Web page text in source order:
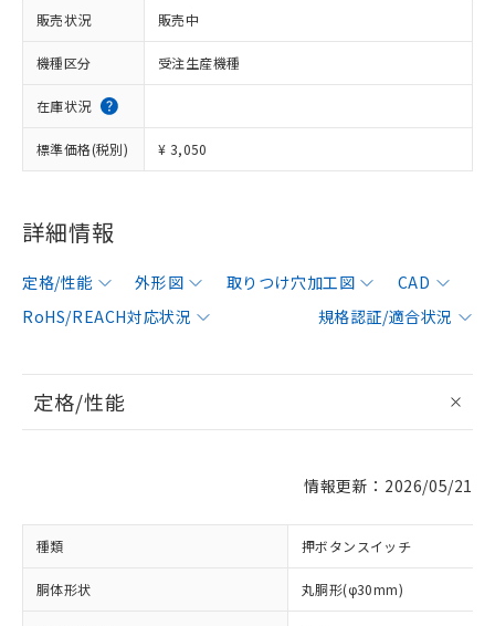
販売状況 販売中
機種区分 受注生産機種
在庫状況
標準価格(税別) ¥ 3,050
詳細情報
定格/性能 外形図 取りつけ穴加工図
CAD
RoHS/REACH対応状況
規格認証/適合状況
定格/性能
情報更新：2026/05/21
種類 押ボタンスイッチ
胴体形状 丸胴形(φ30mm)